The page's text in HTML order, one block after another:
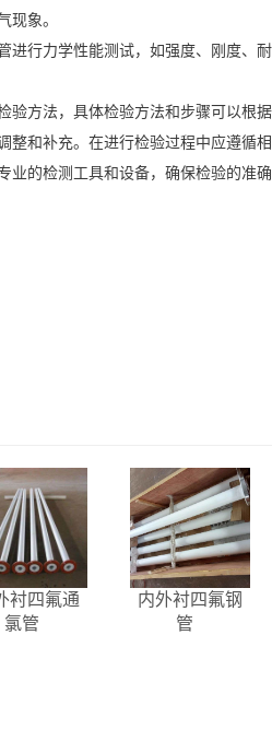
现象。
进行力学性能测试，如强度、刚度、耐
验方法，具体检验方法和步骤可以根据
整和补充。在进行检验过程中应遵循相
业的检测工具和设备，确保检验的准确
衬四氟通
氯管
内外衬四氟钢
管